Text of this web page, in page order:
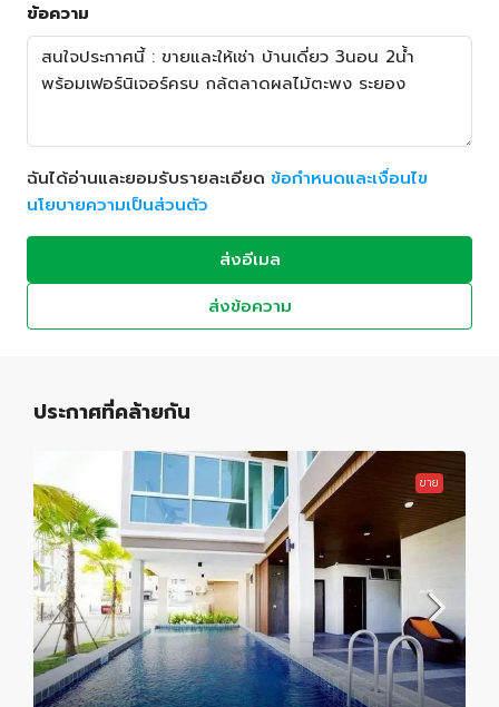
ข้อความ
ฉันได้อ่านและยอมรับรายละเอียด ข้อกำหนดและเงื่อนไข
นโยบายความเป็นส่วนตัว
ส่งอีเมล
ส่งข้อความ
ประกาศที่คล้ายกัน
ขาย